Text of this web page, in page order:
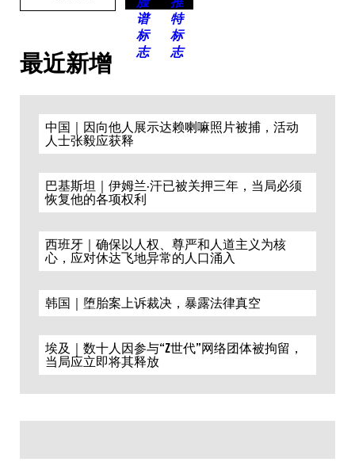
最近新增
中国｜因向他人展示达赖喇嘛照片被捕，活动
人士张毅应获释
巴基斯坦｜伊姆兰·汗已被关押三年，当局必须
恢复他的各项权利
西班牙｜确保以人权、尊严和人道主义为核
心，应对休达飞地异常的人口涌入
韩国｜堕胎案上诉裁决，暴露法律真空
埃及｜数十人因参与“Z世代”网络团体被拘留，
当局应立即将其释放